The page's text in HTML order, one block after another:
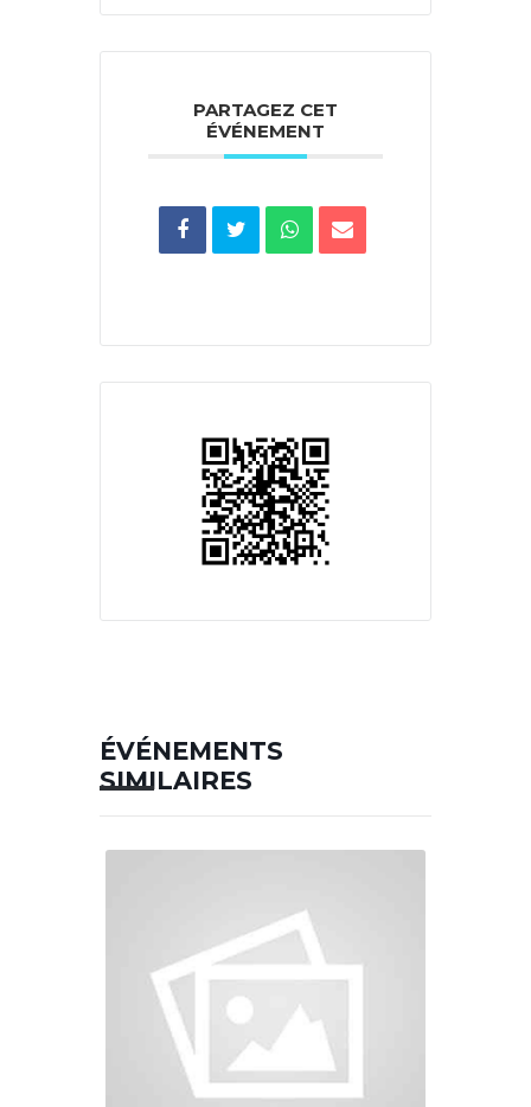
PARTAGEZ CET
ÉVÉNEMENT
ÉVÉNEMENTS
SIMILAIRES